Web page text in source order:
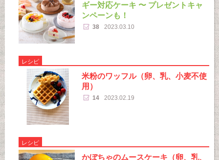
ギー対応ケーキ 〜 プレゼントキャ
ンペーンも！
38 2023.03.10
レシピ
米粉のワッフル（卵、乳、小麦不使
用）
14 2023.02.19
レシピ
かぼちゃのムースケーキ（卵、乳、